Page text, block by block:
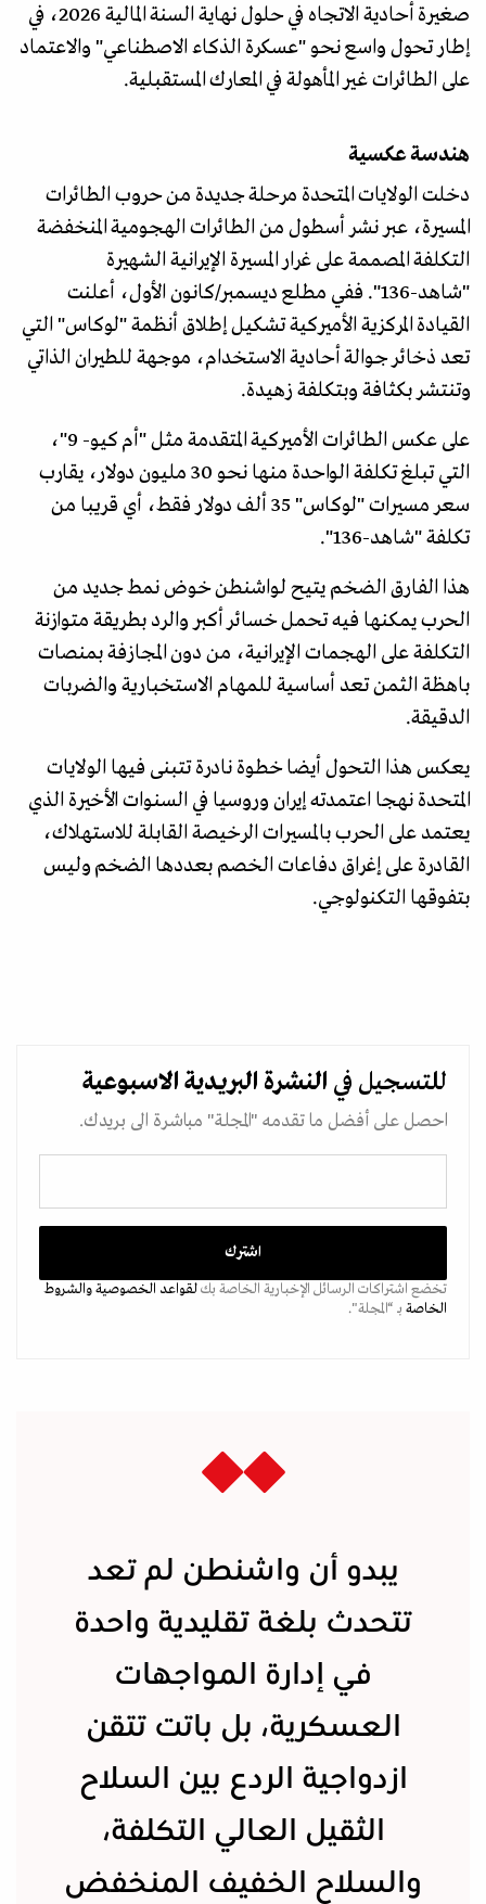
صغيرة أحادية الاتجاه في حلول نهاية السنة المالية 2026، في
إطار تحول واسع نحو "عسكرة الذكاء الاصطناعي" والاعتماد
على الطائرات غير المأهولة في المعارك المستقبلية.
هندسة عكسية
دخلت الولايات المتحدة مرحلة جديدة من حروب الطائرات
المسيرة، عبر نشر أسطول من الطائرات الهجومية المنخفضة
التكلفة المصممة على غرار المسيرة الإيرانية الشهيرة
"شاهد-136". ففي مطلع ديسمبر/كانون الأول، أعلنت
القيادة المركزية الأميركية تشكيل إطلاق أنظمة "لوكاس" التي
تعد ذخائر جوالة أحادية الاستخدام، موجهة للطيران الذاتي
وتنتشر بكثافة وبتكلفة زهيدة.
على عكس الطائرات الأميركية المتقدمة مثل "أم كيو- 9"،
التي تبلغ تكلفة الواحدة منها نحو 30 مليون دولار، يقارب
سعر مسيرات "لوكاس" 35 ألف دولار فقط، أي قريبا من
تكلفة "شاهد-136".
هذا الفارق الضخم يتيح لواشنطن خوض نمط جديد من
الحرب يمكنها فيه تحمل خسائر أكبر والرد بطريقة متوازنة
التكلفة على الهجمات الإيرانية، من دون المجازفة بمنصات
باهظة الثمن تعد أساسية للمهام الاستخبارية والضربات
الدقيقة.
يعكس هذا التحول أيضا خطوة نادرة تتبنى فيها الولايات
المتحدة نهجا اعتمدته إيران وروسيا في السنوات الأخيرة الذي
يعتمد على الحرب بالمسيرات الرخيصة القابلة للاستهلاك،
القادرة على إغراق دفاعات الخصم بعددها الضخم وليس
بتفوقها التكنولوجي.
للتسجيل في النشرة البريدية الاسبوعية
احصل على أفضل ما تقدمه "المجلة" مباشرة الى بريدك.
تخضع اشتراكات الرسائل الإخبارية الخاصة بكلقواعد الخصوصيةوالشروط
الخاصة بـ “المجلة".
يبدو أن واشنطن لم تعد
تتحدث بلغة تقليدية واحدة
في إدارة المواجهات
العسكرية، بل باتت تتقن
ازدواجية الردع بين السلاح
الثقيل العالي التكلفة،
والسلاح الخفيف المنخفض